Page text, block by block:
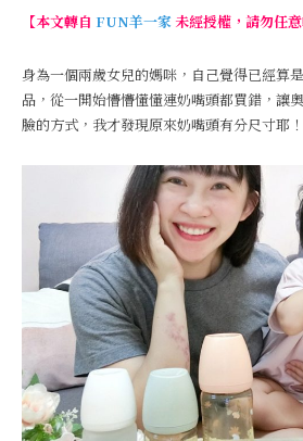
【本文轉自 FUN羊一家未經授權，請勿任意
身為一個兩歲女兒的媽咪，自己覺得已經算
品，從一開始懵懵懂懂連奶嘴頭都買錯，讓
臉的方式，我才發現原來奶嘴頭有分尺寸耶！